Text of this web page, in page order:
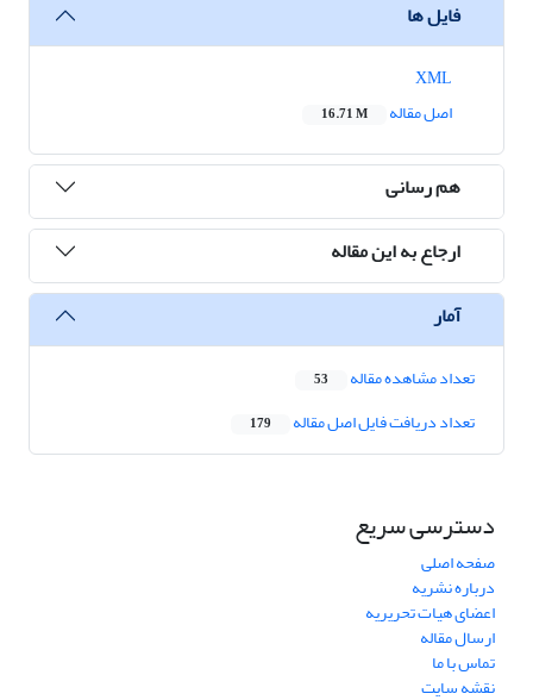
فایل ها
اصل مقاله
16.71 M
هم رسانی
ارجاع به این مقاله
آمار
تعداد مشاهده مقاله 53
تعداد دریافت فایل اصل مقاله 179
دسترسی سریع
صفحه اصلی
درباره نشریه
اعضای هیات تحریریه
ارسال مقاله
تماس با ما
نقشه سایت